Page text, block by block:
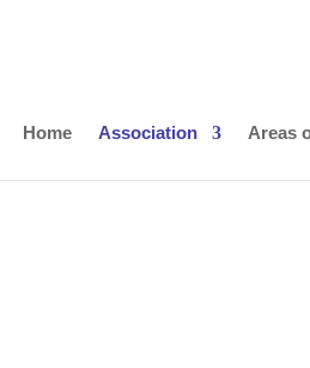
Home Association Areas